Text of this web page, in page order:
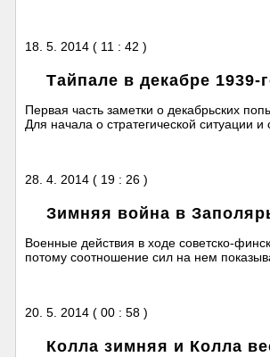
18. 5. 2014 ( 11 : 42 )
Тайпале в декабре
Первая часть заметки о декабрьских
Для начала о стратегической ситуации и
28. 4. 2014 ( 19 : 26 )
Зимняя война в
Военные действия в ходе советско-
потому соотношение сил на нем
20. 5. 2014 ( 00 : 58 )
Колла зимняя и Колла